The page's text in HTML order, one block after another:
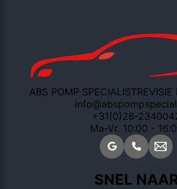
ABS POMP SPECIALISTREVISIE
+31(0)26-
Ma-Vr. 10:00 -
SNEL